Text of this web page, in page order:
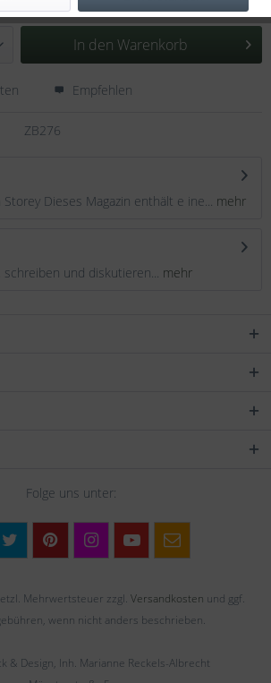
Lieferzeit ca. 3-5 Werktage
In den Warenkorb
Empfehlen
ZB276
Dieses Magazin enthält e ine... mehr
und diskutieren... mehr
Folge uns unter:
Mehrwertsteuer zzgl. Versandkosten und ggf.
wenn nicht anders beschrieben.
& Design, Inh. Marianne Reckels-Albrecht